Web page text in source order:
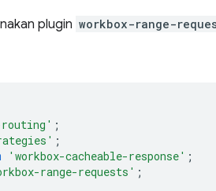
plugin workbox-range-
routing' ;
;
'workbox-cacheable-response' ;
range-requests' ;